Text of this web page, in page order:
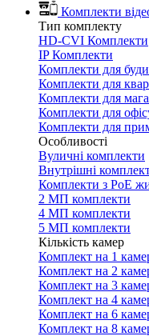
Комплекти
Тип комплекту
HD-CVI Комплекти
IP Комплекти
Комплекти для
Комплекти для
Комплекти для
Комплекти для
Комплекти для
Особливості
Вуличні комплекти
Внутрішні
Комплекти з PoE
2 МП комплекти
4 МП комплекти
5 МП комплекти
Кількість камер
Комплект на 1
Комплект на 2
Комплект на 3
Комплект на 4
Комплект на 6
Комплект на 8